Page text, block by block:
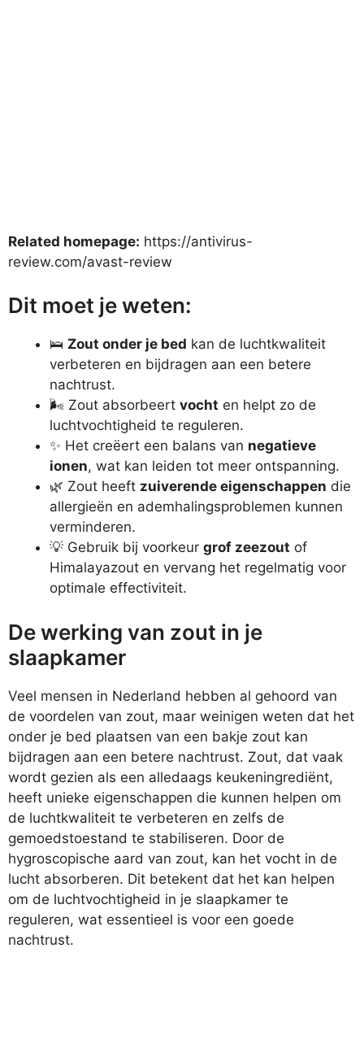
Related homepage: https://antivirus-
review.com/avast-review
Dit moet je weten:
🛌 Zout onder je bed kan de luchtkwaliteit
verbeteren en bijdragen aan een betere
nachtrust.
🌬️ Zout absorbeert vocht en helpt zo de
luchtvochtigheid te reguleren.
✨ Het creëert een balans van negatieve
ionen, wat kan leiden tot meer ontspanning.
🌿 Zout heeft zuiverende eigenschappen die
allergieën en ademhalingsproblemen kunnen
verminderen.
💡 Gebruik bij voorkeur grof zeezout of
Himalayazout en vervang het regelmatig voor
optimale effectiviteit.
De werking van zout in je
slaapkamer
Veel mensen in Nederland hebben al gehoord van
de voordelen van zout, maar weinigen weten dat het
onder je bed plaatsen van een bakje zout kan
bijdragen aan een betere nachtrust. Zout, dat vaak
wordt gezien als een alledaags keukeningrediënt,
heeft unieke eigenschappen die kunnen helpen om
de luchtkwaliteit te verbeteren en zelfs de
gemoedstoestand te stabiliseren. Door de
hygroscopische aard van zout, kan het vocht in de
lucht absorberen. Dit betekent dat het kan helpen
om de luchtvochtigheid in je slaapkamer te
reguleren, wat essentieel is voor een goede
nachtrust.